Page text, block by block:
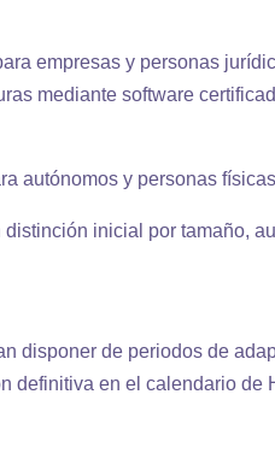
empresas y personas
mediante software
autónomos y personas
inicial por tamaño,
disponer de periodos de
definitiva en el calendario de